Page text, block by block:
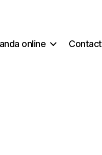
online Contact